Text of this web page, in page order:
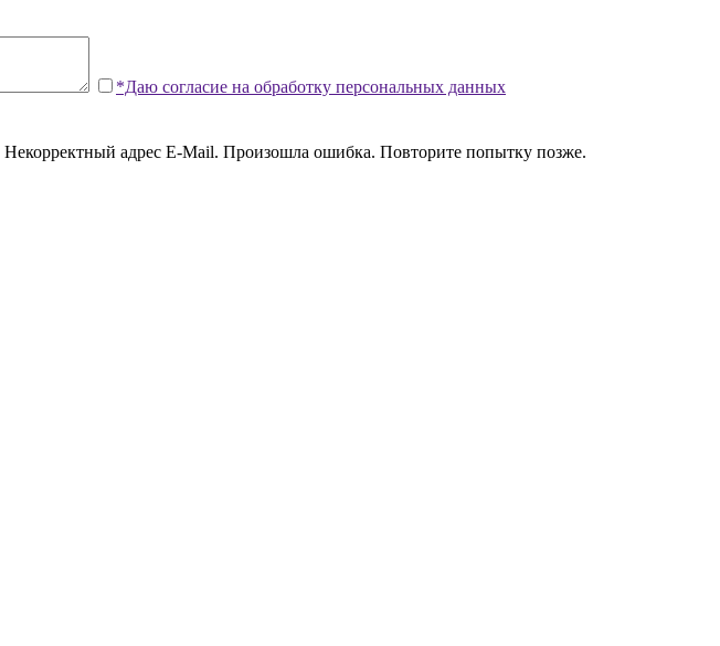
*Даю согласие на обработку персональных данных
Некорректный адрес E-Mail. Произошла ошибка. Повторите попытку позже.